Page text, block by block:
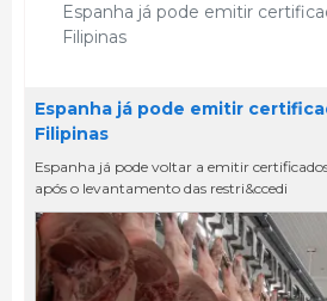
Espanha já pode emitir
Filipinas
Espanha já pode emitir
Filipinas
Espanha já pode voltar a emitir
após o levantamento das restri&ccedi